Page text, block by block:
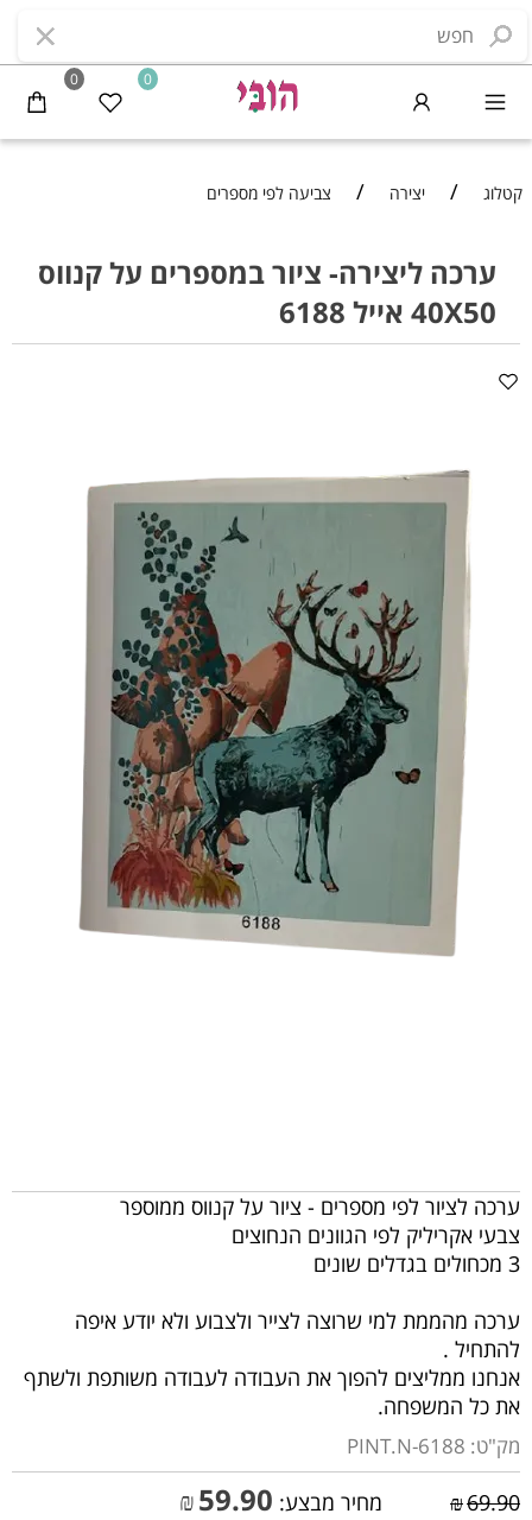
0 0
קטלוג / יצירה / צביעה לפי מספרים
ערכה ליצירה- ציור במספרים על קנווס
40X50 אייל 6188
ערכה לציור לפי מספרים - ציור על קנווס ממוספר
צבעי אקריליק לפי הגוונים הנחוצים
3 מכחולים בגדלים שונים
ערכה מהממת למי שרוצה לצייר ולצבוע ולא יודע איפה
להתחיל .
אנחנו ממליצים להפוך את העבודה לעבודה משותפת ולשתף
את כל המשפחה.
מק"ט: PINT.N-6188
₪69.90 מחיר מבצע: ₪59.90